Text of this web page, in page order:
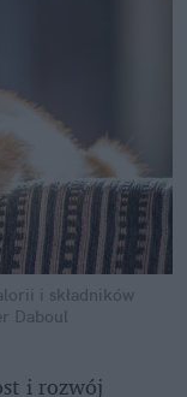
i składników
Daboul
i rozwój